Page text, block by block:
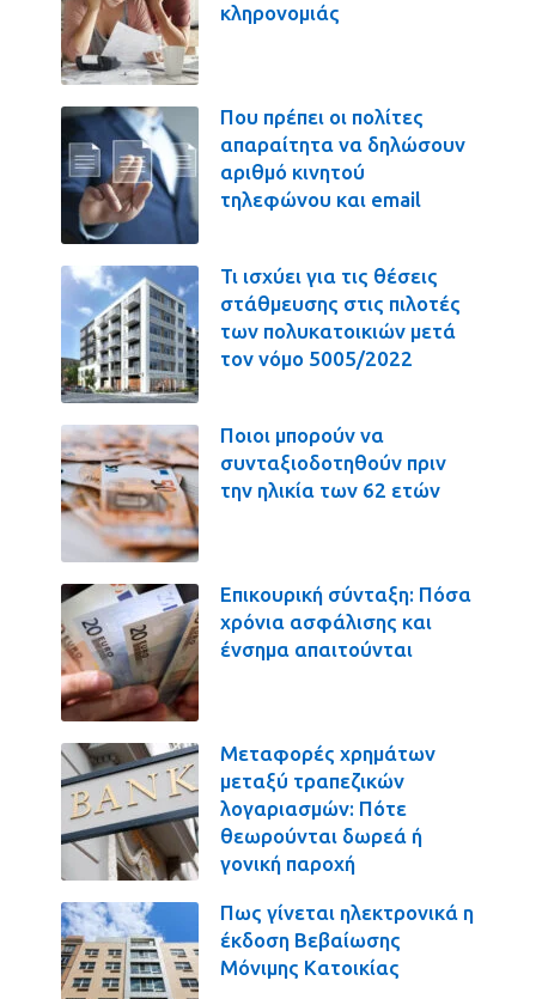
κληρονομιάς
Που πρέπει οι πολίτες
απαραίτητα να δηλώσουν
αριθμό κινητού
τηλεφώνου και email
Τι ισχύει για τις θέσεις
στάθμευσης στις πιλοτές
των πολυκατοικιών μετά
τον νόμο 5005/2022
Ποιοι μπορούν να
συνταξιοδοτηθούν πριν
την ηλικία των 62 ετών
Επικουρική σύνταξη: Πόσα
χρόνια ασφάλισης και
ένσημα απαιτούνται
Μεταφορές χρημάτων
μεταξύ τραπεζικών
λογαριασμών: Πότε
θεωρούνται δωρεά ή
γονική παροχή
Πως γίνεται ηλεκτρονικά η
έκδοση Βεβαίωσης
Μόνιμης Κατοικίας